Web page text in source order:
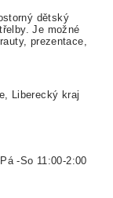
dětský
Je možné
prezentace,
Liberecký kraj
-So 11:00-2:00